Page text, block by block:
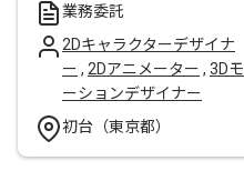
業務委託
2Dキャラクターデザイナ
ー , 2Dアニメーター , 3Dモ
ーションデザイナー
初台（東京都）